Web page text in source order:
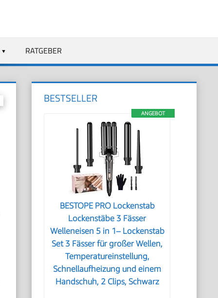
RATGEBER
BESTSELLER
ANGEBOT
BESTOPE PRO Lockenstab
Lockenstäbe 3 Fässer
Welleneisen 5 in 1– Lockenstab
Set 3 Fässer für großer Wellen,
Temperatureinstellung,
Schnellaufheizung und einem
Handschuh, 2 Clips, Schwarz